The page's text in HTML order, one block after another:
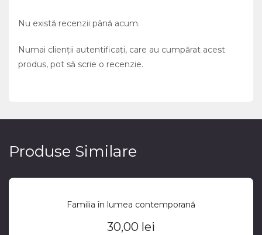
Nu există recenzii până acum.
Numai clienții autentificați, care au cumpărat acest
produs, pot să scrie o recenzie.
Produse Similare
Familia în lumea contemporană
30,00 lei